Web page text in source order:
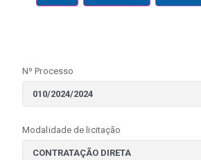
Nº Processo
Modalidade de licitação